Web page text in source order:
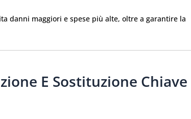
danni maggiori e spese più alte, oltre a garantire la
E Sostituzione Chiave